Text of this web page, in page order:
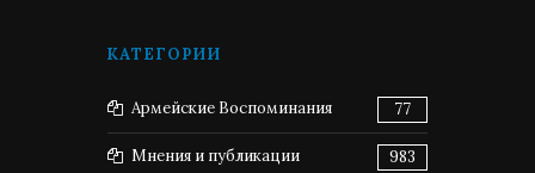
КАТЕГОРИИ
Армейские Воспоминания 77
Мнения и публикации 983